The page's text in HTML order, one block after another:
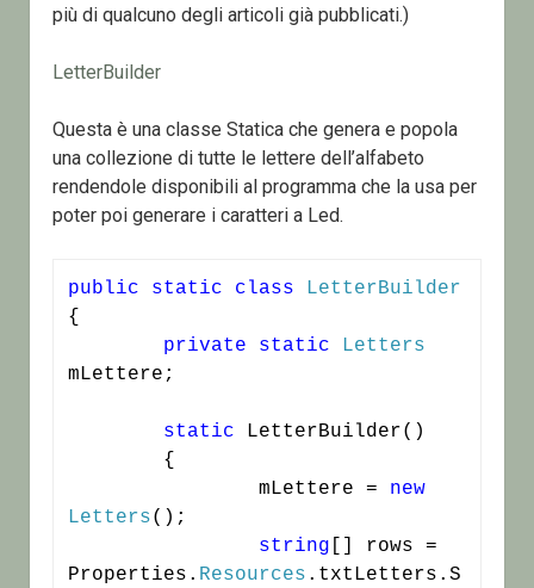
più di qualcuno degli articoli già pubblicati.)
LetterBuilder
Questa è una classe Statica che genera e popola
una collezione di tutte le lettere dell’alfabeto
rendendole disponibili al programma che la usa per
poter poi generare i caratteri a Led.
public static class
LetterBuilder
{
private
static
Letters
mLettere;
static LetterBuilder()
		mLettere =
new
Letters();
string [] rows =
Properties. Resources .txtLetters.S